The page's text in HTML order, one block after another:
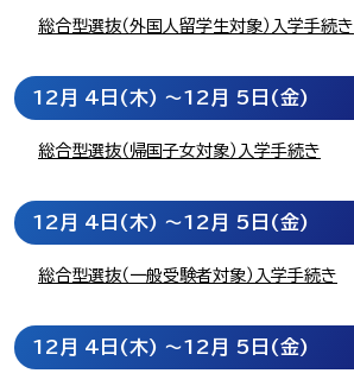
総合型選抜（外国人留学生対象）入学手続き
12月 4日 (木) ～12月 5日 (金)
総合型選抜（帰国子女対象）入学手続き
12月 4日 (木) ～12月 5日 (金)
総合型選抜（一般受験者対象）入学手続き
12月 4日 (木) ～12月 5日 (金)